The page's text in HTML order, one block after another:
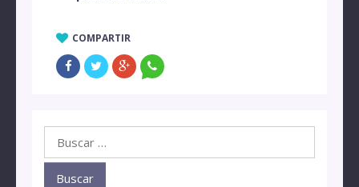
COMPARTIR